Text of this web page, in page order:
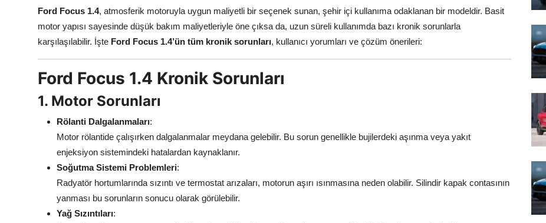
Multimedya & Elektronik
Ford Focus 1.4, atmosferik motoruyla uygun maliyetli bir seçenek sunan, şehir içi kullanıma odaklanan bir modeldir. Basit
motor yapısı sayesinde düşük bakım maliyetleriyle öne çıksa da, uzun süreli kullanımda bazı kronik sorunlarla
karşılaşılabilir. İşte Ford Focus 1.4’ün tüm kronik sorunları, kullanıcı yorumları ve çözüm önerileri:
Ford Focus 1.4 Kronik Sorunları
1. Motor Sorunları
Rölanti Dalgalanmaları:
Motor rölantide çalışırken dalgalanmalar meydana gelebilir. Bu sorun genellikle bujilerdeki aşınma veya yakıt
enjeksiyon sistemindeki hatalardan kaynaklanır.
Soğutma Sistemi Problemleri:
Radyatör hortumlarında sızıntı ve termostat arızaları, motorun aşırı ısınmasına neden olabilir. Silindir kapak contasının
yanması bu sorunların sonucu olarak görülebilir.
Yağ Sızıntıları: